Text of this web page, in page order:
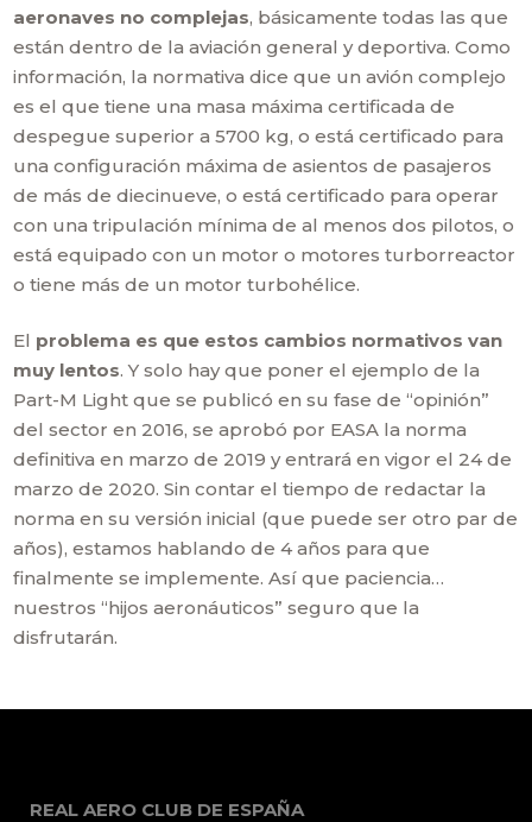
aeronaves no complejas, básicamente todas las que
están dentro de la aviación general y deportiva. Como
información, la normativa dice que un avión complejo
es el que tiene una masa máxima certificada de
despegue superior a 5700 kg, o está certificado para
una configuración máxima de asientos de pasajeros
de más de diecinueve, o está certificado para operar
con una tripulación mínima de al menos dos pilotos, o
está equipado con un motor o motores turborreactor
o tiene más de un motor turbohélice.
El problema es que estos cambios normativos van
muy lentos. Y solo hay que poner el ejemplo de la
Part-M Light que se publicó en su fase de “opinión”
del sector en 2016, se aprobó por EASA la norma
definitiva en marzo de 2019 y entrará en vigor el 24 de
marzo de 2020. Sin contar el tiempo de redactar la
norma en su versión inicial (que puede ser otro par de
años), estamos hablando de 4 años para que
finalmente se implemente. Así que paciencia…
nuestros “hijos aeronáuticos” seguro que la
disfrutarán.
REAL AERO CLUB DE ESPAÑA